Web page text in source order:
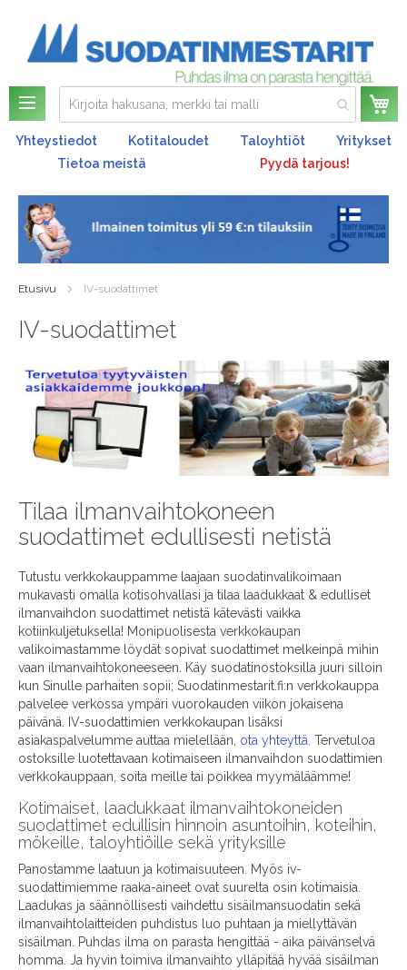
Yhteystiedot Kotitaloudet Taloyhtiöt
Yritykset
Tietoa meistä
Pyydä tarjous!
Etusivu IV-suodattimet
IV-suodattimet
Tilaa ilmanvaihtokoneen
suodattimet edullisesti netistä
Tutustu verkkokauppamme laajaan suodatinvalikoimaan
mukavasti omalla kotisohvallasi ja tilaa laadukkaat & edulliset
ilmanvaihdon suodattimet netistä kätevästi vaikka
kotiinkuljetuksella! Monipuolisesta verkkokaupan
valikoimastamme löydät sopivat suodattimet melkeinpä mihin
vaan ilmanvaihtokoneeseen. Käy suodatinostoksilla juuri silloin
kun Sinulle parhaiten sopii; Suodatinmestarit.fi:n verkkokauppa
palvelee verkossa ympäri vuorokauden viikon jokaisena
päivänä. IV-suodattimien verkkokaupan lisäksi
asiakaspalvelumme auttaa mielellään, ota yhteyttä. Tervetuloa
ostoksille luotettavaan kotimaiseen ilmanvaihdon suodattimien
verkkokauppaan, soita meille tai poikkea myymäläämme!
Kotimaiset, laadukkaat ilmanvaihtokoneiden
suodattimet edullisin hinnoin asuntoihin, koteihin,
mökeille, taloyhtiöille sekä yrityksille
Panostamme laatuun ja kotimaisuuteen. Myös iv-
suodattimiemme raaka-aineet ovat suurelta osin kotimaisia.
Laadukas ja säännöllisesti vaihdettu sisäilmansuodatin sekä
ilmanvaihtolaitteiden puhdistus luo puhtaan ja miellyttävän
sisäilman. Puhdas ilma on parasta hengittää - aika päivänselvä
homma. Ja hyvin toimiva ilmanvaihto ylläpitää hyvää sisäilman